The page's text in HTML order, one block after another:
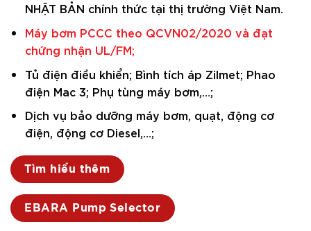
NHẬT BẢN chính thức tại thị trường Việt Nam.
Máy bơm PCCC theo QCVN02/2020 và đạt
chứng nhận UL/FM;
Tủ điện điều khiển; Bình tích áp Zilmet; Phao
điện Mac 3; Phụ tùng máy bơm,…;
Dịch vụ bảo dưỡng máy bơm, quạt, động cơ
điện, động cơ Diesel,…;
Tìm hiểu thêm
EBARA Pump Selector